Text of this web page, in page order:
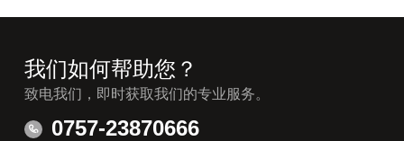
我们如何帮助您？
致电我们，即时获取我们的专业服务。
0757-23870666